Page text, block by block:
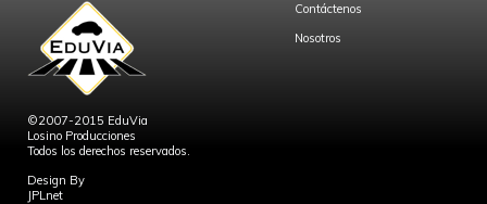
©2007-2015 EduVia
Losino Producciones
Todos los derechos reservados.
Design By
JPLnet
Contáctenos
Nosotros